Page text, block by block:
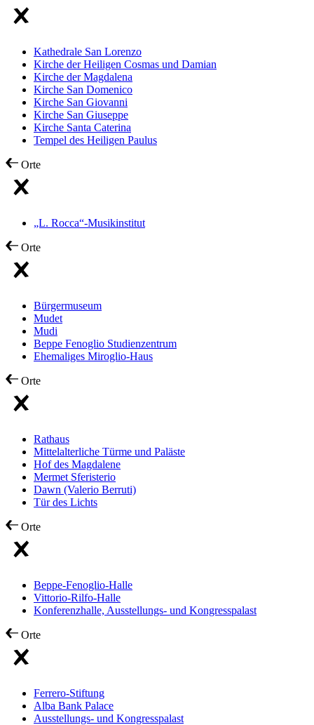
Kathedrale San Lorenzo
Kirche der Heiligen Cosmas und Damian
Kirche der Magdalena
Kirche San Domenico
Kirche San Giovanni
Kirche San Giuseppe
Kirche Santa Caterina
Tempel des Heiligen Paulus
Orte
„L. Rocca“-Musikinstitut
Orte
Bürgermuseum
Mudet
Mudi
Beppe Fenoglio Studienzentrum
Ehemaliges Miroglio-Haus
Orte
Rathaus
Mittelalterliche Türme und Paläste
Hof des Magdalene
Mermet Sferisterio
Dawn (Valerio Berruti)
Tür des Lichts
Orte
Beppe-Fenoglio-Halle
Vittorio-Rilfo-Halle
Konferenzhalle, Ausstellungs- und Kongresspalast
Orte
Ferrero-Stiftung
Alba Bank Palace
Ausstellungs- und Kongresspalast